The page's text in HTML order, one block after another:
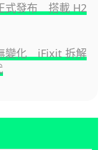
式發布 搭載 H2
變化 iFixit 拆解